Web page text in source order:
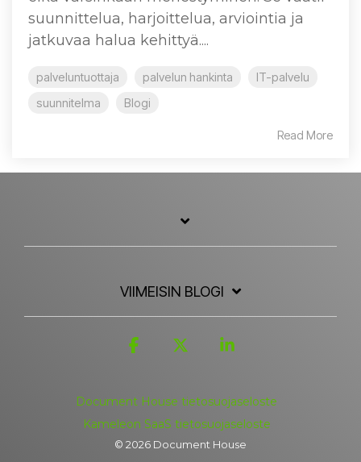
suunnittelua, harjoittelua, arviointia ja
jatkuvaa halua kehittyä....
palveluntuottaja palvelun hankinta
IT-palvelu
suunnitelma
Blogi
Read More
VIIMEISIN BLOGI
Document House tietosuojaseloste
Kameleon SaaS tietosuojaseloste
© 2026 Document House
Facebook